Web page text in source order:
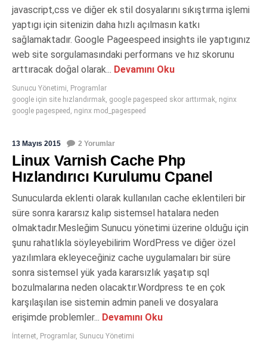
javascript,css ve diğer ek stil dosyalarını sıkıştırma işlemi
yaptıgı için sitenizin daha hızlı açılmasın katkı
sağlamaktadır. Google Pageespeed insights ile yaptıgınız
web site sorgulamasındaki performans ve hız skorunu
arttıracak doğal olarak... Devamını Oku
Sunucu Yönetimi, Programlar
google için site hızlandırmak, google pagespeed skor arttırmak, nginx
google pagespeed , nginx mod_pagespeed
13 Mayıs 2015 2 Yorumlar
Linux Varnish Cache Php
Hızlandırıcı Kurulumu Cpanel
Sunucularda eklenti olarak kullanılan cache eklentileri bir
süre sonra kararsız kalıp sistemsel hatalara neden
olmaktadır.Mesleğim Sunucu yönetimi üzerine olduğu için
şunu rahatlıkla söyleyebilirim WordPress ve diğer özel
yazılımlara ekleyeceğiniz cache uygulamaları bir süre
sonra sistemsel yük yada kararsızlık yaşatıp sql
bozulmalarına neden olacaktır.Wordpress te en çok
karşılaşılan ise sistemin admin paneli ve dosyalara
erişimde problemler... Devamını Oku
İnternet, Programlar, Sunucu Yönetimi